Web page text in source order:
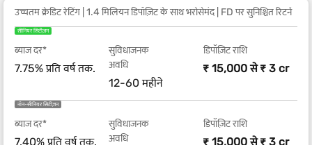
उच्चतम क्रेडिट रेटिंग | 1.4 मिलियन डिपॉज़िट के साथ भरोसेमंद | FD पर सुनिश्चित रिटर्न
सीनियर सिटीज़न
ब्याज दर*
7.75% प्रति वर्ष तक.
सुविधाजनक
अवधि
12-60 महीने
डिपॉज़िट राशि
₹ 15,000 से ₹ 3 cr
नॉन-सीनियर सिटीज़न
ब्याज दर*
7.40% प्रति वर्ष तक.
सुविधाजनक
अवधि
डिपॉज़िट राशि
₹ 15,000 से ₹ 3 cr